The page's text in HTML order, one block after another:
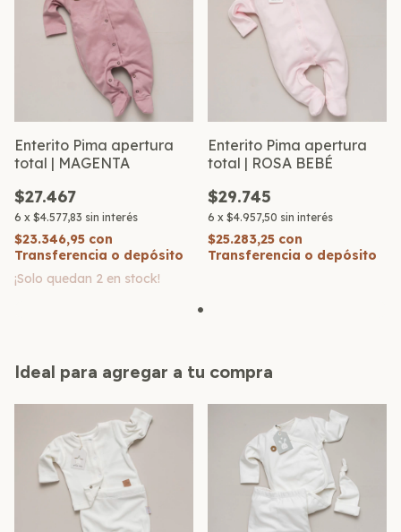
Enterito Pima apertura
total | MAGENTA
$27.467
6 x $4.577,83 sin interés
$23.346,95 con
Transferencia o depósito
¡Solo quedan 2 en stock!
Enterito Pima apertura
total | ROSA BEBÉ
$29.745
6 x $4.957,50 sin interés
$25.283,25 con
Transferencia o depósito
Ideal para agregar a tu compra